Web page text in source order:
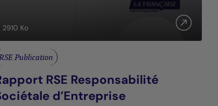
2910 Ko
Publication
RSE Responsabilité
d’Entreprise